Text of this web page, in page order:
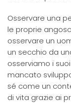
Osservare una
le proprie
osservare un
un secchio da
osserviamo i
mancato
sé come un
di vita grazie ai